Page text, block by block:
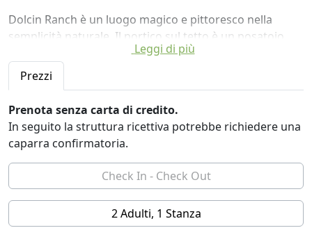
Dolcin Ranch è un luogo magico e pittoresco nella
semplicità naturale. Il portico sul tetto è un posatoio
idilliaco con un punto di osservazione delle
impressionanti Alpi Dinariche, del Mare Adriatico e delle
prospettive di inclinazione di Sumartin. Il ranch di pietra
è un vero tesoro con padroni di casa davvero
accoglienti che rispondono rapidamente a qualsiasi
esigenza. La casa è in una posizione perfetta per
esplorare l'isola. Da non perdere l'Eremo di Blaca.
Leggi di più
Prezzi
Prenota senza carta di credito.
In seguito la struttura ricettiva potrebbe richiedere una
caparra confirmatoria.
2 Adulti, 1 Stanza